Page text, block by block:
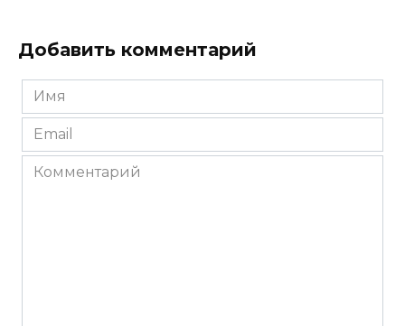
Добавить комментарий
Имя
*
Email
*
Комментарий